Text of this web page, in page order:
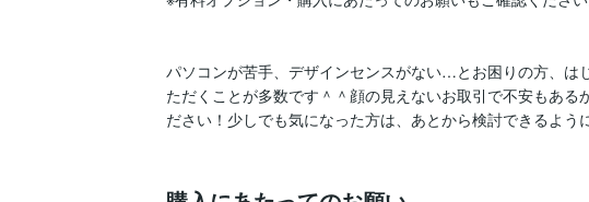
パソコンが苦手、デザインセンスがない…とお困りの方、は
ただくことが多数です＾＾顔の見えないお取引で不安もある
ださい！少しでも気になった方は、あとから検討できるよ